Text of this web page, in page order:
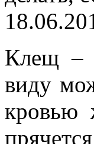
Клещ –
виду
кровью